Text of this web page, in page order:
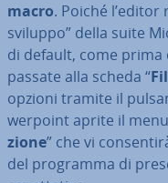
macro. Poiché
sviluppo” della suite
di default, come prima
passate alla scheda “
opzioni tramite il
wer­point aprite il
zio­ne” che vi
del programma di